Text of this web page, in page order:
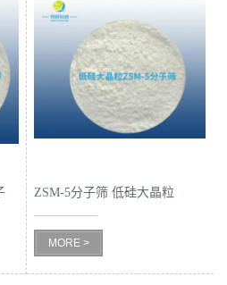
ZSM-5分子筛 低硅大晶粒
ZSM-5分子筛
MORE >